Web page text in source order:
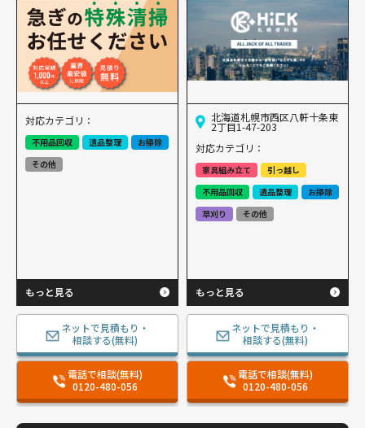
対応カテゴリ：
不用品回収 遺品整理
お掃除
その他
もっと見る
ネットで見積もり・
相談する(無料)
電話で相談(無料)
0120-480-056
北海道札幌市西区八軒十条東
2丁目1-47-203
対応カテゴリ：
家具組み立て
引っ越し
不用品回収
遺品整理
お掃除
草刈り
その他
もっと見る
ネットで見積もり・
相談する(無料)
電話で相談(無料)
0120-480-056